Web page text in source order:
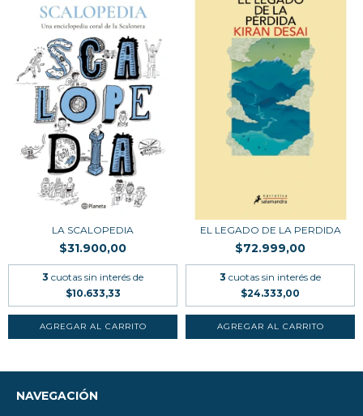
LA SCALOPEDIA
$31.900,00
3 cuotas sin interés de
$10.633,33
EL LEGADO DE LA PERDIDA
$72.999,00
3 cuotas sin interés de
$24.333,00
NAVEGACIÓN